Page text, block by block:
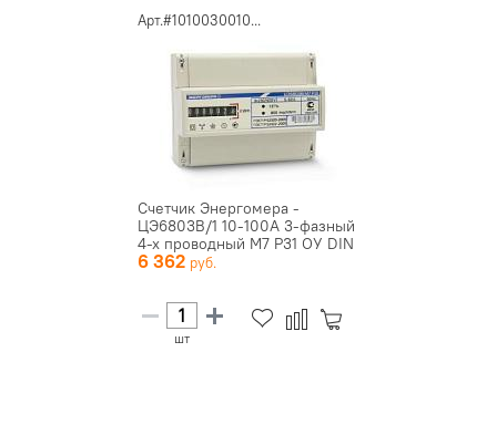
Арт.#1010030010...
Счетчик Энергомера -
ЦЭ6803В/1 10-100А 3-фазный
4-х проводный М7 Р31 ОУ DIN
6 362
шт